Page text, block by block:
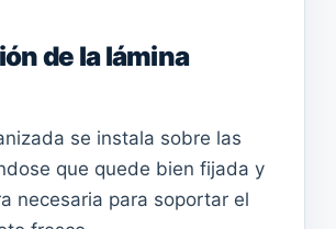
de la lámina
se instala sobre las
que quede bien fijada y
necesaria para soportar el